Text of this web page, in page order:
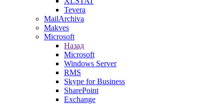
Tevera
MailArchiva
Makves
Microsoft
Назад
Microsoft
Windows Server
RMS
Skype for Business
SharePoint
Exchange